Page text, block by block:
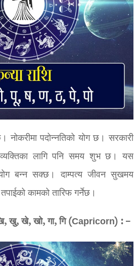
नोकरीमा पदोन्नतिको योग छ। सरकारी
व्यक्तिका लागि पनि समय शुभ छ। यस
बन्न सक्छ। दाम्पत्य जीवन सुखमय
कामको तारिफ गर्नेछ।
खु, खे, खो, गा, गि (Capricorn) : –